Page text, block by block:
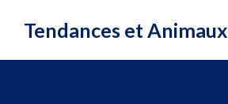
Tendances et Animaux